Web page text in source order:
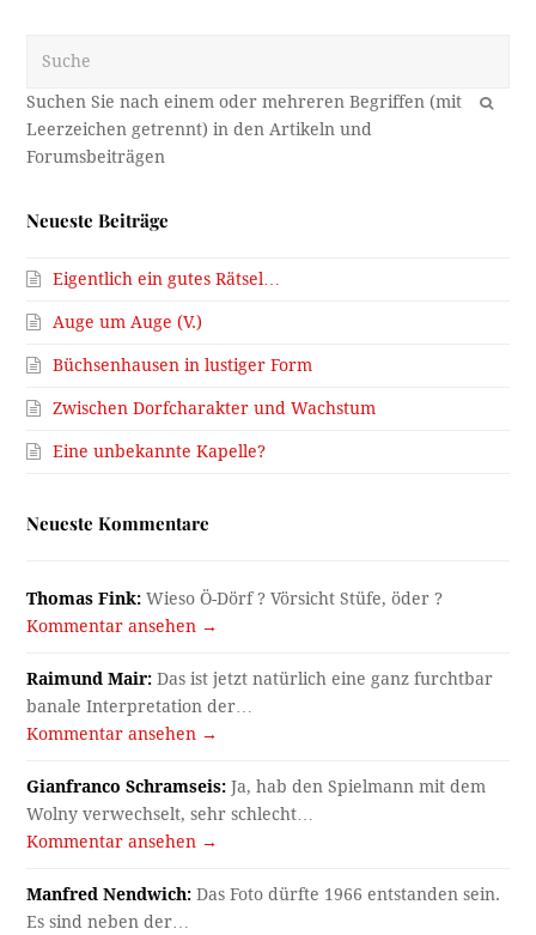
OK
Neueste Beiträge
Eigentlich ein gutes Rätsel…
Auge um Auge (V.)
Büchsenhausen in lustiger Form
Zwischen Dorfcharakter und Wachstum
Eine unbekannte Kapelle?
Neueste Kommentare
Thomas Fink: Wieso Ö-Dörf ? Vörsicht Stüfe, öder ?
Kommentar ansehen →
Raimund Mair: Das ist jetzt natürlich eine ganz furchtbar
banale Interpretation der…
Kommentar ansehen →
Gianfranco Schramseis: Ja, hab den Spielmann mit dem
Wolny verwechselt, sehr schlecht…
Kommentar ansehen →
Manfred Nendwich: Das Foto dürfte 1966 entstanden sein.
Es sind neben der…